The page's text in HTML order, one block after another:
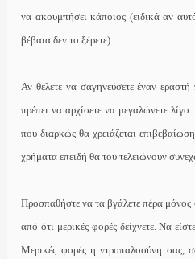
να ακουμπήσει κάποιος (ειδικά αν
βέβαια δεν το ξέρετε).
Αν θέλετε να σαγηνεύσετε έναν
πρέπει να αρχίσετε να μεγαλώνετε
που διαρκώς θα χρειάζεται
χρήματα επειδή θα του τελειώνουν
Προσπαθήστε να τα βγάλετε πέρα μόνος
από ότι μερικές φορές δείχνετε. Να
Μερικές φορές η ντροπαλοσύνη σας,